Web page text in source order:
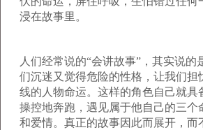
浸在故事里。
人们经常说的“会讲故事”，其实说的
们沉迷又觉得危险的性格，让我们担
线的人物命运。这样的角色自己就具
操控地奔跑，遇见属于他自己的三个
和爱情。真正的故事因此而展开，而